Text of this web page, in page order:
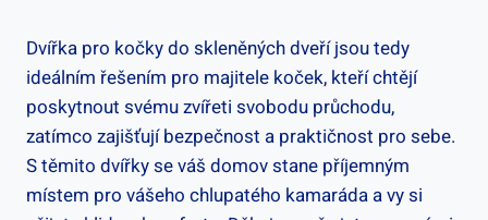
Dvířka pro kočky do skleněných dveří jsou tedy
ideálním řešením pro majitele koček, kteří chtějí
poskytnout svému zvířeti svobodu průchodu,
zatímco zajišťují bezpečnost a praktičnost pro sebe.
S těmito dvířky se váš domov stane příjemným
místem pro vášeho chlupatého kamaráda a vy si